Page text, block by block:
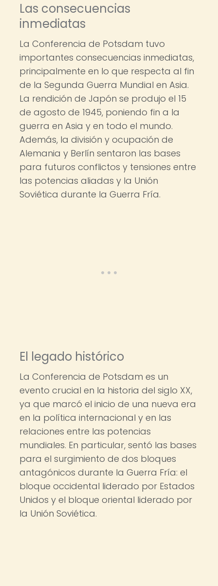
Las consecuencias
inmediatas
La Conferencia de Potsdam tuvo
importantes consecuencias inmediatas,
principalmente en lo que respecta al fin
de la Segunda Guerra Mundial en Asia.
La rendición de Japón se produjo el 15
de agosto de 1945, poniendo fin a la
guerra en Asia y en todo el mundo.
Además, la división y ocupación de
Alemania y Berlín sentaron las bases
para futuros conflictos y tensiones entre
las potencias aliadas y la Unión
Soviética durante la Guerra Fría.
El legado histórico
La Conferencia de Potsdam es un
evento crucial en la historia del siglo XX,
ya que marcó el inicio de una nueva era
en la política internacional y en las
relaciones entre las potencias
mundiales. En particular, sentó las bases
para el surgimiento de dos bloques
antagónicos durante la Guerra Fría: el
bloque occidental liderado por Estados
Unidos y el bloque oriental liderado por
la Unión Soviética.